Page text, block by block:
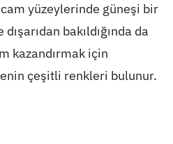
yüzeylerinde güneşi bir
bakıldığında da
kazandırmak için
çeşitli renkleri bulunur.